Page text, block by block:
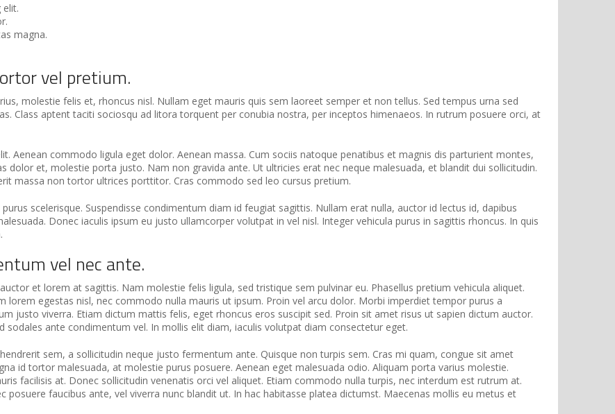
magna.
vel pretium.
molestie felis et, rhoncus nisl. Nullam eget mauris quis sem laoreet semper et non tellus. Sed tempus urna sed
Class aptent taciti sociosqu ad litora torquent per conubia nostra, per inceptos himenaeos. In rutrum posuere orci, at
Aenean commodo ligula eget dolor. Aenean massa. Cum sociis natoque penatibus et magnis dis parturient montes,
dolor et, molestie porta justo. Nam non gravida ante. Ut ultricies erat nec neque malesuada, et blandit dui sollicitudin.
massa non tortor ultrices porttitor. Cras commodo sed leo cursus pretium.
scelerisque. Suspendisse condimentum diam id feugiat sagittis. Nullam erat nulla, auctor id lectus id, dapibus
Donec iaculis ipsum eu justo ullamcorper volutpat in vel nisl. Integer vehicula purus in sagittis rhoncus. In quis
vel nec ante.
et lorem at sagittis. Nam molestie felis ligula, sed tristique sem pulvinar eu. Phasellus pretium vehicula aliquet.
lorem egestas nisl, nec commodo nulla mauris ut ipsum. Proin vel arcu dolor. Morbi imperdiet tempor purus a
justo viverra. Etiam dictum mattis felis, eget rhoncus eros suscipit sed. Proin sit amet risus ut sapien dictum auctor.
sodales ante condimentum vel. In mollis elit diam, iaculis volutpat diam consectetur eget.
sem, a sollicitudin neque justo fermentum ante. Quisque non turpis sem. Cras mi quam, congue sit amet
id tortor malesuada, at molestie purus posuere. Aenean eget malesuada odio. Aliquam porta varius molestie.
facilisis at. Donec sollicitudin venenatis orci vel aliquet. Etiam commodo nulla turpis, nec interdum est rutrum at.
posuere faucibus ante, vel viverra nunc blandit ut. In hac habitasse platea dictumst. Maecenas mollis eu metus et